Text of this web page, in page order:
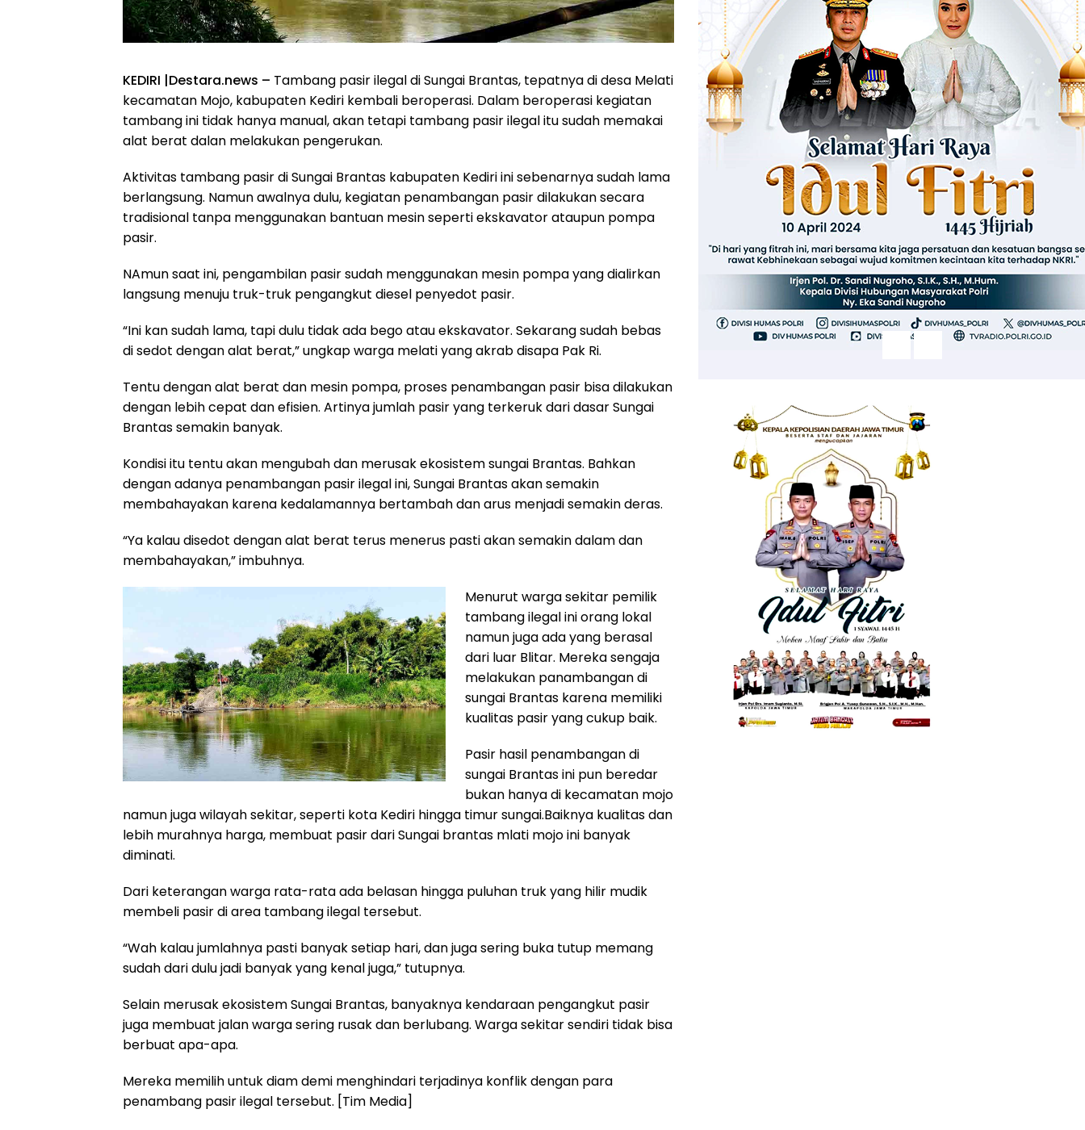
KEDIRI |Destara.news – Tambang pasir ilegal di Sungai Brantas, tepatnya di desa Melati
kecamatan Mojo, kabupaten Kediri kembali beroperasi. Dalam beroperasi kegiatan
tambang ini tidak hanya manual, akan tetapi tambang pasir ilegal itu sudah memakai
alat berat dalan melakukan pengerukan.
Aktivitas tambang pasir di Sungai Brantas kabupaten Kediri ini sebenarnya sudah lama
berlangsung. Namun awalnya dulu, kegiatan penambangan pasir dilakukan secara
tradisional tanpa menggunakan bantuan mesin seperti ekskavator ataupun pompa
pasir.
NAmun saat ini, pengambilan pasir sudah menggunakan mesin pompa yang dialirkan
langsung menuju truk-truk pengangkut diesel penyedot pasir.
“Ini kan sudah lama, tapi dulu tidak ada bego atau ekskavator. Sekarang sudah bebas
di sedot dengan alat berat,” ungkap warga melati yang akrab disapa Pak Ri.
Tentu dengan alat berat dan mesin pompa, proses penambangan pasir bisa dilakukan
dengan lebih cepat dan efisien. Artinya jumlah pasir yang terkeruk dari dasar Sungai
Brantas semakin banyak.
Kondisi itu tentu akan mengubah dan merusak ekosistem sungai Brantas. Bahkan
dengan adanya penambangan pasir ilegal ini, Sungai Brantas akan semakin
membahayakan karena kedalamannya bertambah dan arus menjadi semakin deras.
“Ya kalau disedot dengan alat berat terus menerus pasti akan semakin dalam dan
membahayakan,” imbuhnya.
Menurut warga sekitar pemilik
tambang ilegal ini orang lokal
namun juga ada yang berasal
dari luar Blitar. Mereka sengaja
melakukan panambangan di
sungai Brantas karena memiliki
kualitas pasir yang cukup baik.
Pasir hasil penambangan di
sungai Brantas ini pun beredar
bukan hanya di kecamatan mojo
namun juga wilayah sekitar, seperti kota Kediri hingga timur sungai.Baiknya kualitas dan
lebih murahnya harga, membuat pasir dari Sungai brantas mlati mojo ini banyak
diminati.
Dari keterangan warga rata-rata ada belasan hingga puluhan truk yang hilir mudik
membeli pasir di area tambang ilegal tersebut.
“Wah kalau jumlahnya pasti banyak setiap hari, dan juga sering buka tutup memang
sudah dari dulu jadi banyak yang kenal juga,” tutupnya.
Selain merusak ekosistem Sungai Brantas, banyaknya kendaraan pengangkut pasir
juga membuat jalan warga sering rusak dan berlubang. Warga sekitar sendiri tidak bisa
berbuat apa-apa.
Mereka memilih untuk diam demi menghindari terjadinya konflik dengan para
penambang pasir ilegal tersebut. [Tim Media]